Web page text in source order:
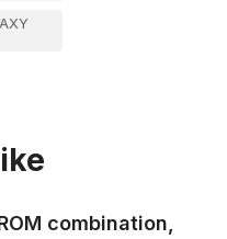
combination,